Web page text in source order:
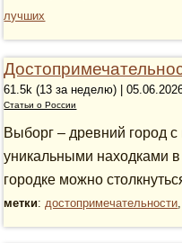
лучших
61.5k (13 за неделю) |
Статьи о России
Выборг – древний город
уникальными находками
городке можно
метки:достопримечательности